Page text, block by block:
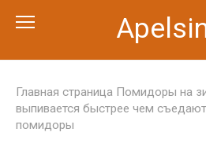
Главная страница Помидоры на
выпивается быстрее чем
помидоры